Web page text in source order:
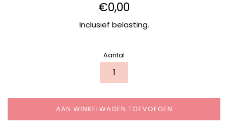
Normale
€0,00
Inclusief belasting.
Aantal
AAN WINKELWAGEN TOEVOEGEN